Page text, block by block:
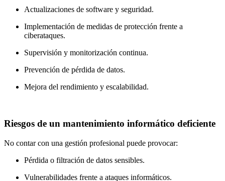
Actualizaciones de software y seguridad.
Implementación de medidas de protección frente a
ciberataques.
Supervisión y monitorización continua.
Prevención de pérdida de datos.
Mejora del rendimiento y escalabilidad.
Riesgos de un mantenimiento informático deficiente
No contar con una gestión profesional puede provocar:
Pérdida o filtración de datos sensibles.
Vulnerabilidades frente a ataques informáticos.